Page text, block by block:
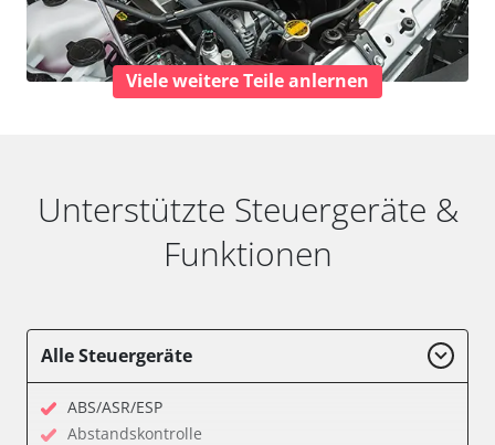
Viele weitere Teile anlernen
Unterstützte Steuergeräte &
Funktionen
Alle Steuergeräte
ABS/ASR/ESP
Abstandskontrolle